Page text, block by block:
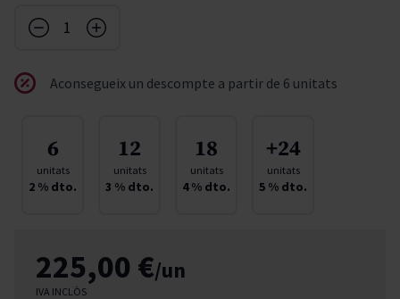
Aconsegueix un descompte a partir de 6 unitats
6
unitats
2 % dto.
12
unitats
3 % dto.
18
unitats
4% dto.
+24
unitats
5 % dto.
225,00 €/un
IVA INCLÒS